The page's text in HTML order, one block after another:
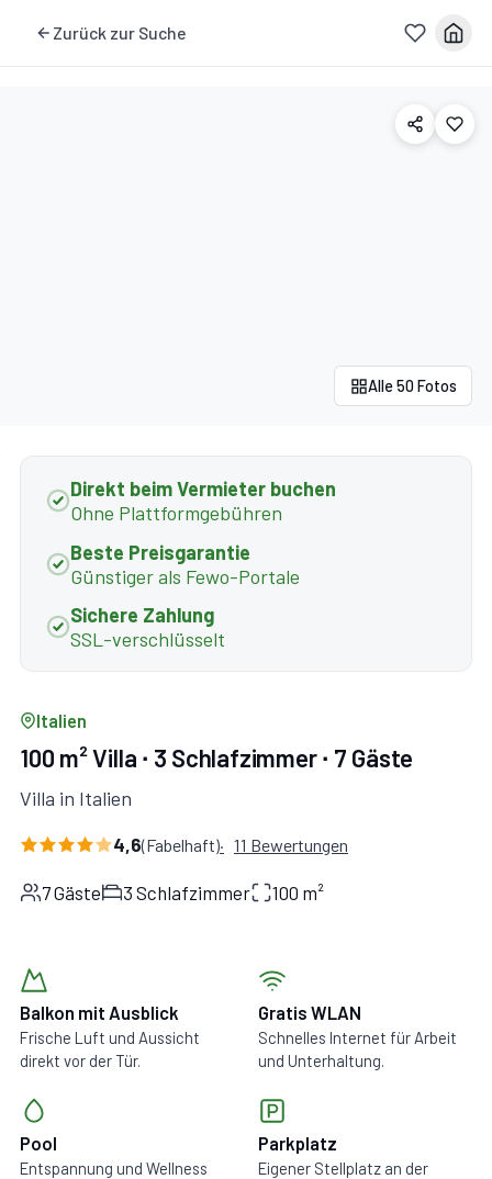
Zurück zur Suche
Alle 50 Fotos
Direkt beim Vermieter buchen
Ohne Plattformgebühren
Beste Preisgarantie
Günstiger als Fewo-Portale
Sichere Zahlung
SSL-verschlüsselt
Italien
100 m² Villa ∙ 3 Schlafzimmer ∙ 7 Gäste
Villa in Italien
4,6(Fabelhaft) 11 Bewertungen
7 Gäste 3 Schlafzimmer 100 m²
Balkon mit Ausblick
Frische Luft und Aussicht
direkt vor der Tür.
Gratis WLAN
Schnelles Internet für Arbeit
und Unterhaltung.
Pool
Entspannung und Wellness
Parkplatz
Eigener Stellplatz an der